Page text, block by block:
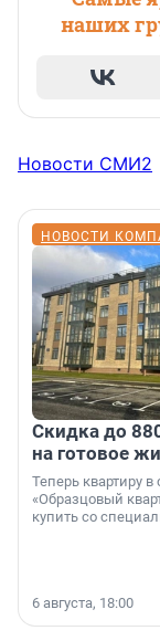
наших
Новости СМИ2
НОВОСТИ
Скидка до
на готовое
Теперь квартиру
«Образцовый
купить со
6 августа, 18:00